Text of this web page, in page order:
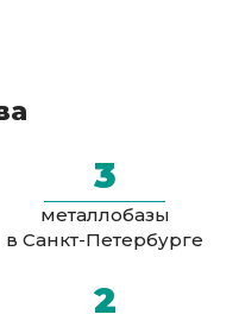
3
металлобазы
в Санкт-Петербурге
2